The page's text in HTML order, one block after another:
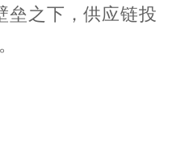
垒之下，供应链投